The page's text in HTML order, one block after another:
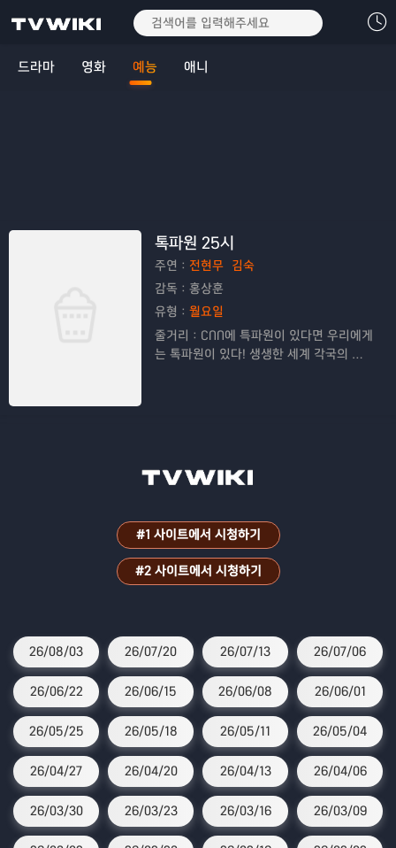
드라마 영화 예능 애니
톡파원 25시
주연： 전현무 김숙
감독： 홍상훈
유형： 월요일
줄거리： CNN에 특파원이 있다면 우리에게
는 톡파원이 있다! 생생한 세계 각국의 현
#1 사이트에서 시청하기
#2 사이트에서 시청하기
26/08/03 26/07/20 26/07/13 26/07/06
26/06/22 26/06/15 26/06/08 26/06/01
26/05/25 26/05/18 26/05/11 26/05/04
26/04/27 26/04/20 26/04/13 26/04/06
26/03/30 26/03/23 26/03/16 26/03/09